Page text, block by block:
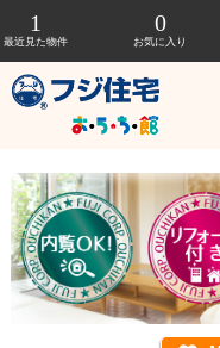
1
最近見た物件
0
お気に入り